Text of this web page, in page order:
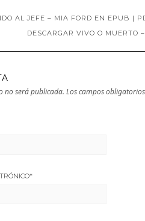
AL JEFE – MIA FORD EN EPUB |
DESCARGAR VIVO O
no será publicada. Los campos
*